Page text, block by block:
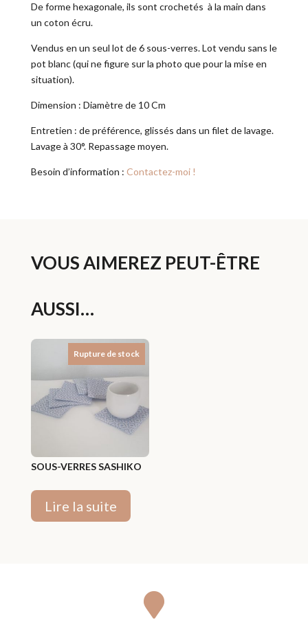
De forme hexagonale, ils sont crochetés à la main dans
un coton écru.
Vendus en un seul lot de 6 sous-verres. Lot vendu sans le
pot blanc (qui ne figure sur la photo que pour la mise en
situation).
Dimension : Diamètre de 10 Cm
Entretien : de préférence, glissés dans un filet de lavage.
Lavage à 30°. Repassage moyen.
Besoin d’information : Contactez-moi !
VOUS AIMEREZ PEUT-ÊTRE
AUSSI…
Rupture de stock
SOUS-VERRES SASHIKO
Lire la suite
